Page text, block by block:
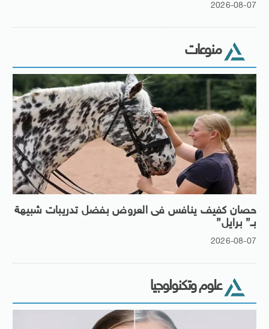
2026-08-07
منوعات
حصان كفيف ينافس فى العروض بفضل تدريبات شبيهة
بـ” برايل”
2026-08-07
علوم وتكنولوجيا